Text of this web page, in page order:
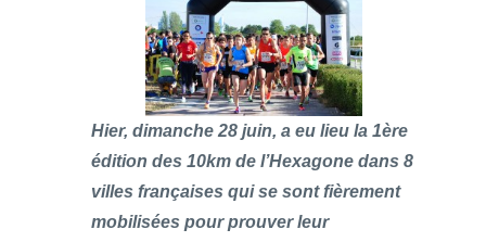
Hier, dimanche 28 juin, a eu lieu la 1ère
édition des 10km de l’Hexagone dans 8
villes françaises qui se sont fièrement
mobilisées pour prouver leur